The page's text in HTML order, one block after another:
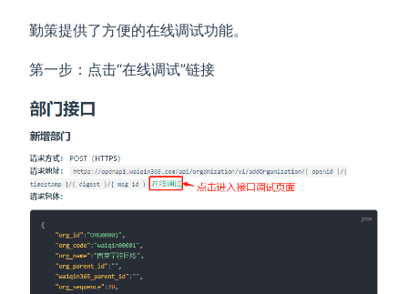
勤策提供了方便的在线调试功能。
第一步：点击“在线调试”链接